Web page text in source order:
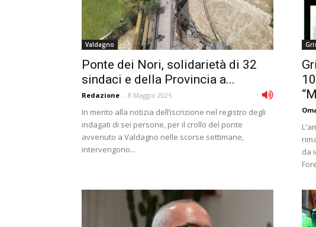
Valdagno
Ponte dei Nori, solidarietà di 32
sindaci e della Provincia a...
Redazione - 8 Maggio 2025
In merito alla notizia dell’iscrizione nel registro degli
indagati di sei persone, per il crollo del ponte
avvenuto a Valdagno nelle scorse settimane,
intervengono...
da